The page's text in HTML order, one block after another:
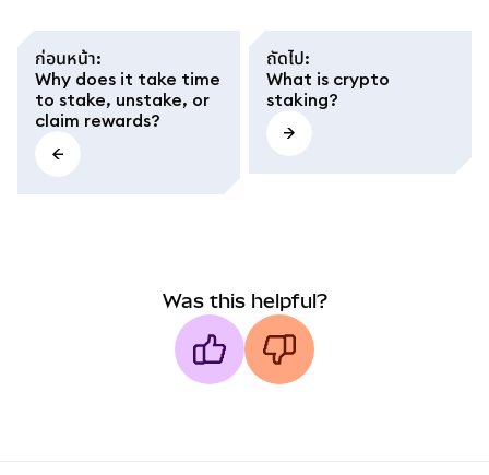
ก่อนหน้า:
Why does it take time
to stake, unstake, or
claim rewards?
ถัดไป:
What is crypto
staking?
Was this helpful?